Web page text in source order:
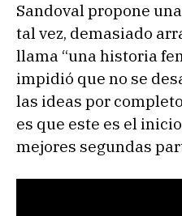
Sandoval propone
tal vez, demasiado
llama “una historia
impidió que no se
las ideas por
es que este es el
mejores segundas